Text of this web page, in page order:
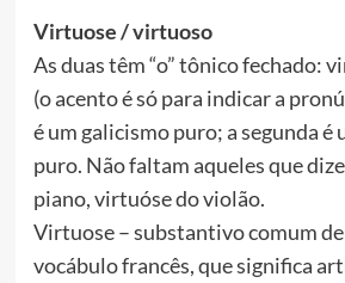
Virtuose / virtuoso
As duas têm “o” tônico fechado:
(o acento é só para indicar a
é um galicismo puro; a segunda
puro. Não faltam aqueles que
piano, virtuóse do violão.
Virtuose – substantivo comum
vocábulo francês, que significa